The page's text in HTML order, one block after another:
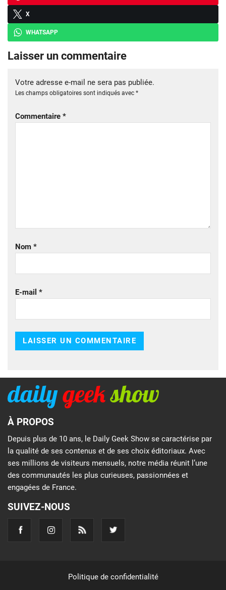
X
WHATSAPP
Laisser un commentaire
Votre adresse e-mail ne sera pas publiée.
Les champs obligatoires sont indiqués avec *
Commentaire *
Nom *
E-mail *
À PROPOS
Depuis plus de 10 ans, le Daily Geek Show se caractérise par
la qualité de ses contenus et de ses choix éditoriaux. Avec
ses millions de visiteurs mensuels, notre média réunit l’une
des communautés les plus curieuses, passionnées et
engagées de France.
SUIVEZ-NOUS
Politique de confidentialité